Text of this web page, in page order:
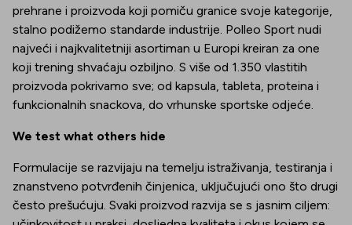
prehrane i proizvoda koji pomiču granice svoje kategorije,
stalno podižemo standarde industrije. Polleo Sport nudi
najveći i najkvalitetniji asortiman u Europi kreiran za one
koji trening shvaćaju ozbiljno. S više od 1.350 vlastitih
proizvoda pokrivamo sve; od kapsula, tableta, proteina i
funkcionalnih snackova, do vrhunske sportske odjeće.
We test what others hide
Formulacije se razvijaju na temelju istraživanja, testiranja i
znanstveno potvrđenih činjenica, uključujući ono što drugi
često prešućuju. Svaki proizvod razvija se s jasnim ciljem: